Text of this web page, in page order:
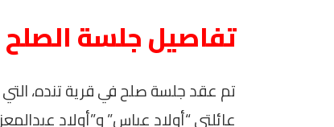
تفاصيل جلسة الصلح
تم عقد جلسة صلح في قرية تنده،
عائلتي “أولاد عباس” و”أولاد